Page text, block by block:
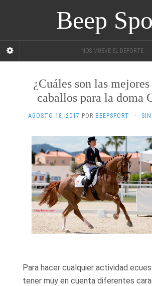
Beep
NOS MUEVE EL DEPORTE
¿Cuáles son las mejores
caballos para la doma
AGOSTO 18, 2017 POR BEEPSPORT ·
Para hacer cualquier actividad
tener muy en cuenta diferentes